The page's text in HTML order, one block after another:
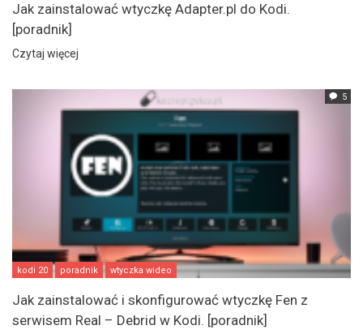
Jak zainstalować wtyczkę Adapter.pl do Kodi.
[poradnik]
Czytaj więcej
5
kodi 20 poradnik wtyczka wideo
Jak zainstalować i skonfigurować wtyczkę Fen z
serwisem Real – Debrid w Kodi. [poradnik]